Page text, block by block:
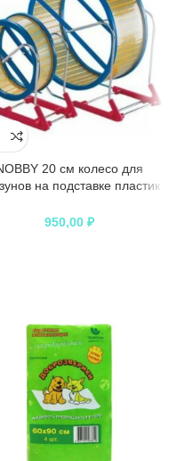
20 см колесо для
на подставке пластик
950,00 ₽